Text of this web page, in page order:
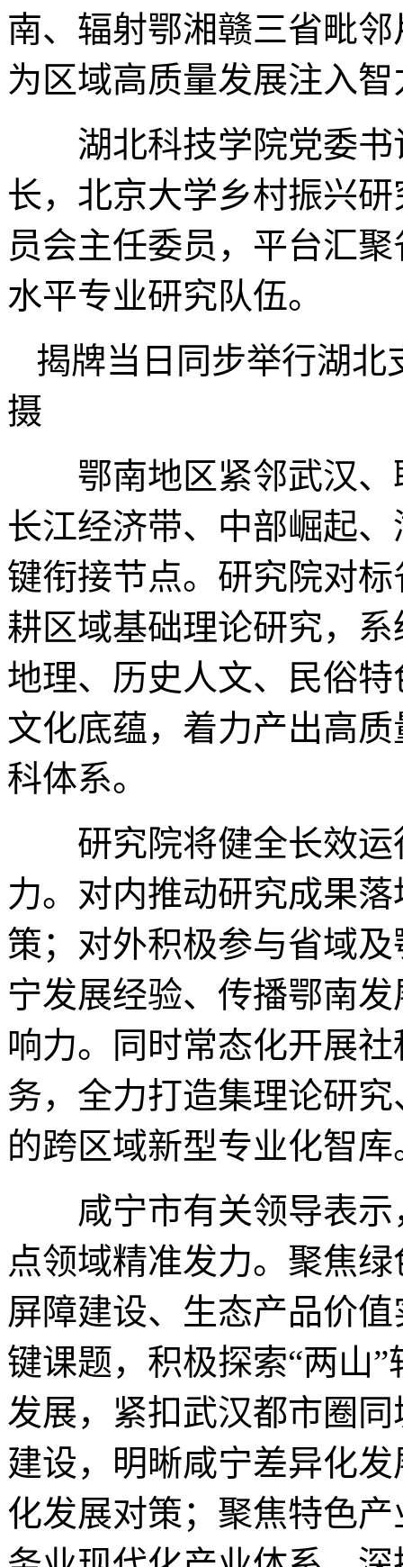
南、辐射鄂湘赣三省毗
为区域高质量发展注入
湖北科技学院党委书
长，北京大学乡村振兴
员会主任委员，平台汇
水平专业研究队伍。
揭牌当日同步举行湖北
摄
鄂南地区紧邻武汉、
长江经济带、中部崛起
键衔接节点。研究院对
耕区域基础理论研究，
地理、历史人文、民俗
文化底蕴，着力产出高
科体系。
研究院将健全长效运
力。对内推动研究成果
策；对外积极参与省域
宁发展经验、传播鄂南
响力。同时常态化开展
务，全力打造集理论研
的跨区域新型专业化智库
咸宁市有关领导表示
点领域精准发力。聚焦
屏障建设、生态产品价
键课题，积极探索“两山
发展，紧扣武汉都市圈
建设，明晰咸宁差异化
化发展对策；聚焦特色